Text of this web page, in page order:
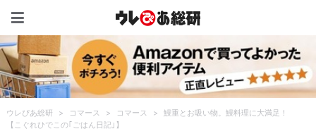
ウレぴあ総研 > コマース > コマース >
鰻重とお吸い物。鰻料理に大満足！
【こぐれひでこの｢ごはん日記｣】